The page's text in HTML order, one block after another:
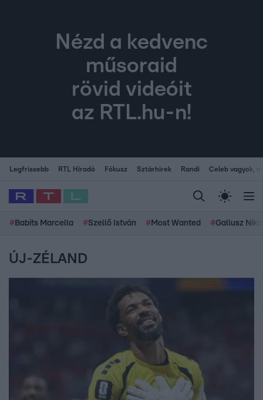
Nézd a kedvenc
műsoraid
rövid videóit
az RTL.hu-n!
Legfrissebb RTL Híradó Fókusz Sztárhírek Randi Celeb vagyok,
# Babits Marcella #Szellő István # Most Wanted #Gallusz
ÚJ-ZÉLAND